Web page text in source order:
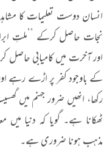
انسان دوست تعلیمات کا
نجات حاصل کرکے ’’ملتِ
اور آخرت میں کامیابی حاصل
کے باوجود کفر پر اڑے رہے
رکھا، انھیں ضرور جہنم میں
ٹھکانا ہے۔ گویا کہ دنیا
مذہب ہونا ضروری ہے۔